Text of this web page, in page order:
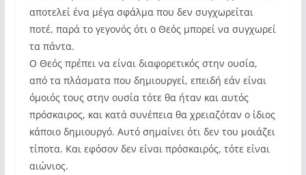
αποτελεί ένα μέγα σφάλμα που δεν συγχωρείται
ποτέ, παρά το γεγονός ότι ο Θεός μπορεί να συγχωρεί
τα πάντα.
Ο Θεός πρέπει να είναι διαφορετικός στην ουσία,
από τα πλάσματα που δημιουργεί, επειδή εάν είναι
όμοιός τους στην ουσία τότε θα ήταν και αυτός
πρόσκαιρος, και κατά συνέπεια θα χρειαζόταν ο ίδιος
κάποιο δημιουργό. Αυτό σημαίνει ότι δεν του μοιάζει
τίποτα. Και εφόσον δεν είναι πρόσκαιρός, τότε είναι
αιώνιος.